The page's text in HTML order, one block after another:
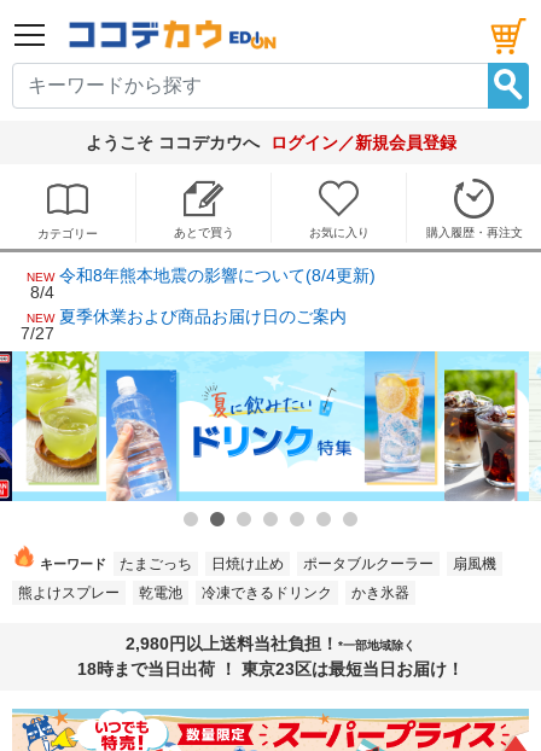
メニュー
ようこそ ココデカウへ ログイン／新規会員登録
カテゴリー あとで買う お気に入り 購入履歴・再注文
NEW
8/4
令和8年熊本地震の影響について(8/4更新)
NEW
7/27
夏季休業および商品お届け日のご案内
キーワード たまごっち 日焼け止め ポータブルクーラー
扇風機
熊よけスプレー
乾電池 冷凍できるドリンク かき氷器
2,980円以上送料当社負担！ *一部地域除く
18時まで当日出荷 ！ 東京23区は最短当日お届け！